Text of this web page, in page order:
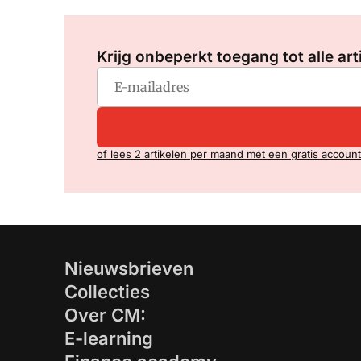
Krijg onbeperkt toegang tot alle
of lees 2 artikelen per maand met een gratis account
Nieuwsbrieven
Collecties
Over CM:
E-learning